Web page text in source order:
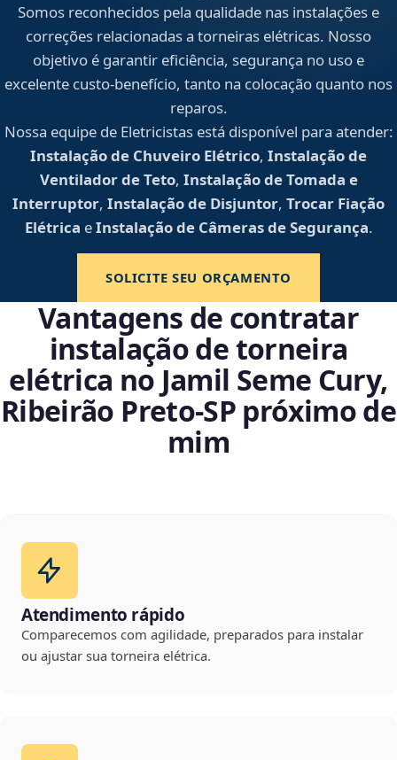
Somos reconhecidos pela qualidade nas instalações e
correções relacionadas a torneiras elétricas. Nosso
objetivo é garantir eficiência, segurança no uso e
excelente custo-benefício, tanto na colocação quanto nos
reparos.
Nossa equipe de Eletricistas está disponível para atender:
Instalação de Chuveiro Elétrico, Instalação de
Ventilador de Teto, Instalação de Tomada e
Interruptor, Instalação de Disjuntor, Trocar Fiação
Elétrica eInstalação de Câmeras de Segurança.
SOLICITE SEU ORÇAMENTO
Vantagens de contratar
instalação de torneira
elétrica no Jamil Seme Cury,
Ribeirão Preto‑SP próximo de
mim
Atendimento rápido
Comparecemos com agilidade, preparados para instalar
ou ajustar sua torneira elétrica.